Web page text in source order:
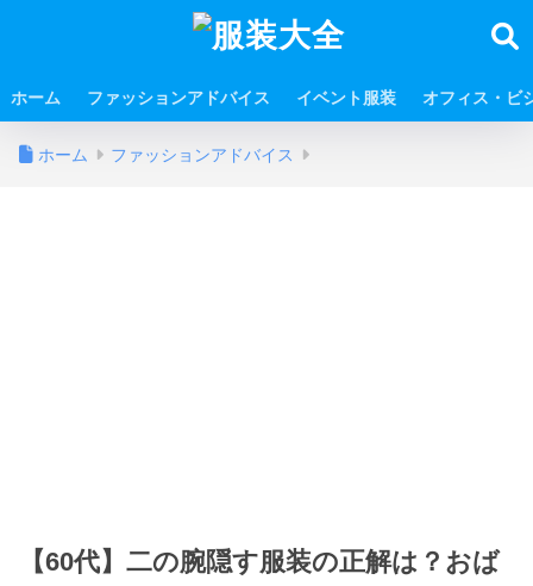
ホーム ファッションアドバイス イベント服装 オフィス・ビ
ホーム ファッションアドバイス
【60代】二の腕隠す服装の正解は？おば